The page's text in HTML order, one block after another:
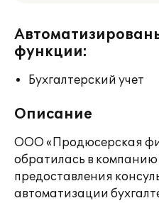
функции:
Бухгалтерский учет
Описание
ООО «Продюсерская
обратилась в
предоставления
автоматизации